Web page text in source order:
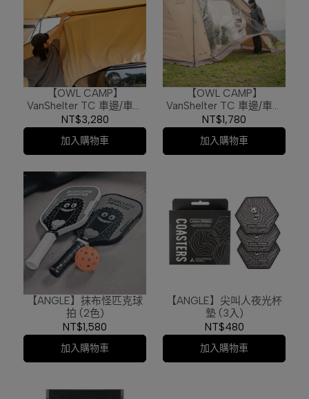
【OWL CAMP】
VanShelter TC 車邊/車尾
帳 車尾連接布 (2色)
NT$3,280
加入購物車
【OWL CAMP】
VanShelter TC 車邊/車尾
帳 TPU門 (2色)
NT$1,780
加入購物車
【ANGLE】抹布怪匹克球
拍 (2色)
NT$1,580
加入購物車
【ANGLE】尖叫人夜光杯
墊 (3入)
NT$480
加入購物車